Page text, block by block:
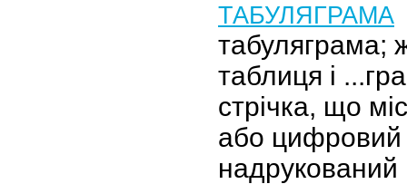
ТАБУЛЯГРАМА
табуляграма;
таблиця і
стрічка, що
або цифровий
надрукований